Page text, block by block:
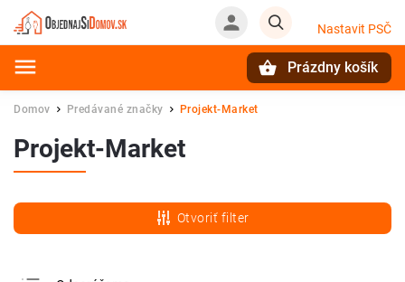
Nastavit PSČ
Prázdny košík
Domov / Predávané značky / Projekt-Market
Projekt-Market
Otvoriť filter